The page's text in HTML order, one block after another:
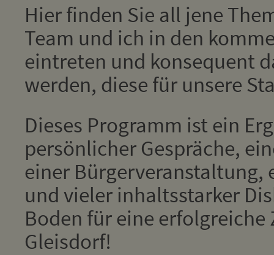
Hier finden Sie all jene
Team und ich in den
eintreten und konsequent
werden, diese für unsere
Dieses Programm ist ein
persönlicher Gespräche,
einer Bürgerveranstaltung,
und vieler inhaltsstarker
Boden für eine erfolgreiche
Gleisdorf!